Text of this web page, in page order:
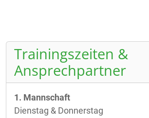
Trainingszeiten &
Ansprechpartner
1. Mannschaft
Dienstag & Donnerstag